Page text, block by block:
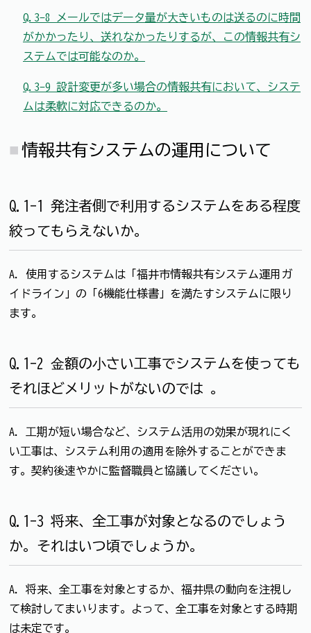
Q.3-8 メールではデータ量が⼤きいものは送るのに時間
がかかったり、送れなかったりするが、この情報共有シ
ステムでは可能なのか。
Q.3-9 設計変更が多い場合の情報共有において、システ
ムは柔軟に対応できるのか。
情報共有システムの運用について
Q.1-1 発注者側で利⽤するシステムをある程度
絞ってもらえないか。
A. 使用するシステムは「福井市情報共有システム運用ガ
イドライン」の「6機能仕様書」を満たすシステムに限り
ます。
Q.1-2 ⾦額の⼩さい⼯事でシステムを使っても
それほどメリットがないのでは 。
A. ⼯期が短い場合など、システム活⽤の効果が現れにく
い⼯事は、システム利用の適用を除外することができま
す。契約後速やかに監督職員と協議してください。
Q.1-3 将来、全⼯事が対象となるのでしょう
か。それはいつ頃でしょうか。
A. 将来、全⼯事を対象とするか、福井県の動向を注視し
て検討してまいります。よって、全工事を対象とする時期
は未定です。